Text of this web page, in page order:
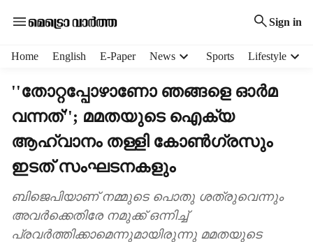
Sign in
Home English E-Paper News Sports Lifestyle
''തോറ്റപ്പോഴാണോ ഞങ്ങളെ ഓർമ
വന്നത്''; മമതയുടെ ഐക്യ
ആഹ്വാനം തള്ളി കോൺഗ്രസും
ഇടത് സംഘടനകളും
ബിജെപിയാണ് നമ്മുടെ പൊതു ശത്രുവെന്നും
അവർക്കെതിരേ നമുക്ക് ഒന്നിച്ച്
പ്രവർത്തിക്കാമെന്നുമായിരുന്നു മമതയുടെ